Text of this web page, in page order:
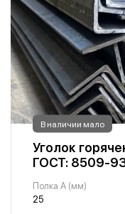
В наличии мало
Уголок
ГОСТ: 8509-
Полка A (мм)
25